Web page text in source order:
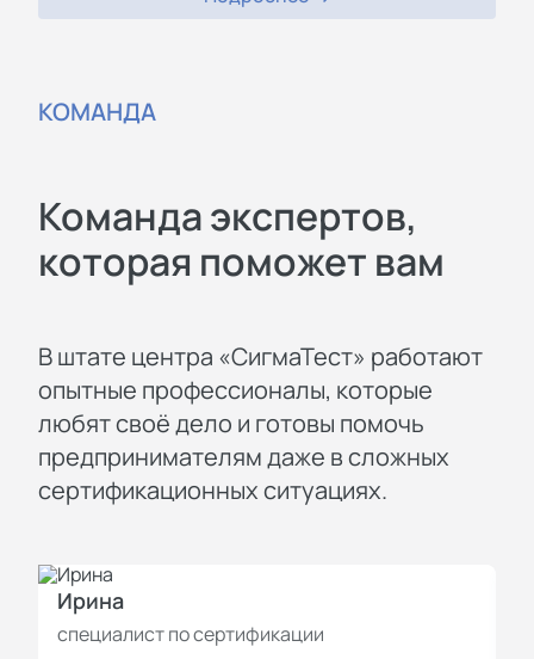
КОМАНДА
Команда экспертов,
которая поможет вам
В штате центра «СигмаТест» работают
опытные профессионалы, которые
любят своё дело и готовы помочь
предпринимателям даже в сложных
сертификационных ситуациях.
Ирина
специалист по сертификации